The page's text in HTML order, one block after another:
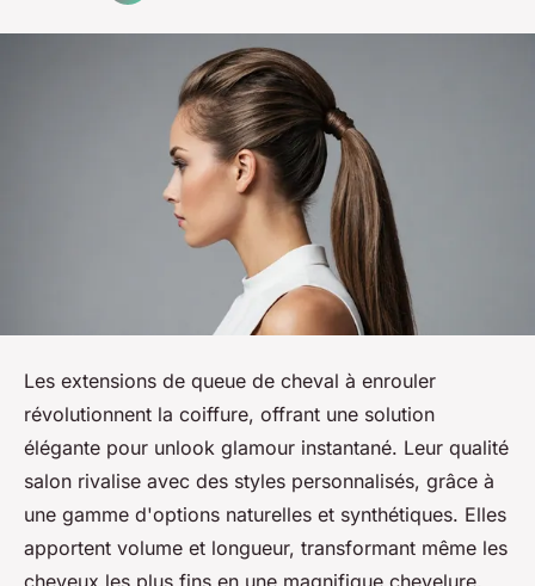
Les extensions de queue de cheval à enrouler
révolutionnent la coiffure, offrant une solution
élégante pour unlook glamour instantané. Leur qualité
salon rivalise avec des styles personnalisés, grâce à
une gamme d'options naturelles et synthétiques. Elles
apportent volume et longueur, transformant même les
cheveux les plus fins en une magnifique chevelure.